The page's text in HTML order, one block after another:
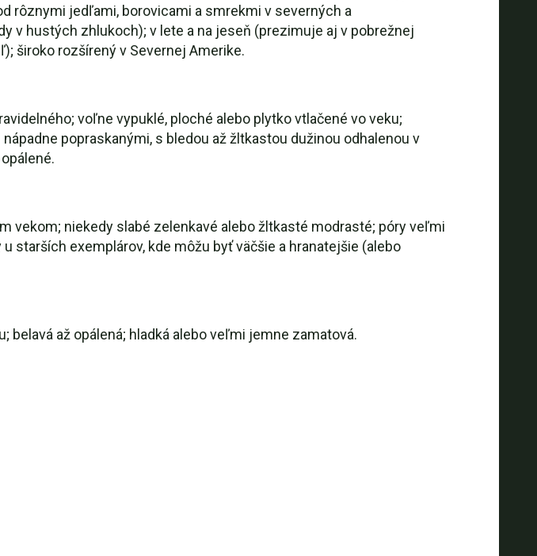
rôznymi jedľami, borovicami a smrekmi v severných a
v hustých zhlukoch); v lete a na jeseň (prezimuje aj v pobrežnej
široko rozšírený v Severnej Amerike.
voľne vypuklé, ploché alebo plytko vtlačené vo veku;
popraskanými, s bledou až žltkastou dužinou odhalenou v
vekom; niekedy slabé zelenkavé alebo žltkasté modrasté; póry veľmi
starších exemplárov, kde môžu byť väčšie a hranatejšie (alebo
až opálená; hladká alebo veľmi jemne zamatová.